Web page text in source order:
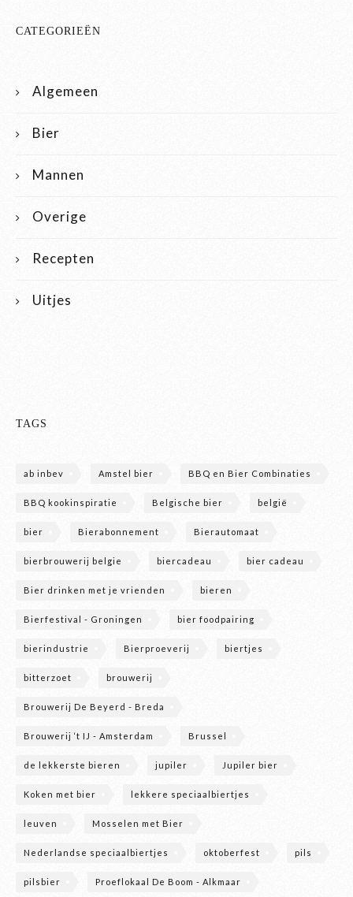
CATEGORIEËN
Algemeen
Bier
Mannen
Overige
Recepten
Uitjes
TAGS
ab inbev Amstel bier BBQ en Bier Combinaties
BBQ kookinspiratie Belgische bier belgië
bier Bierabonnement Bierautomaat
bierbrouwerij belgie biercadeau bier cadeau
Bier drinken met je vrienden bieren
Bierfestival - Groningen bier foodpairing
bierindustrie Bierproeverij biertjes
bitterzoet brouwerij
Brouwerij De Beyerd - Breda
Brouwerij ‘t IJ - Amsterdam Brussel
de lekkerste bieren jupiler Jupiler bier
Koken met bier lekkere speciaalbiertjes
leuven Mosselen met Bier
Nederlandse speciaalbiertjes oktoberfest pils
pilsbier Proeflokaal De Boom - Alkmaar